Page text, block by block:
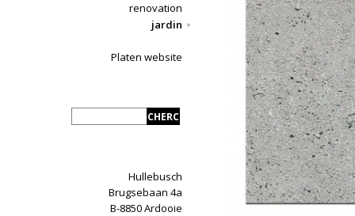
renovation
jardin
Platen website
Hullebusch
Brugsebaan 4a
B-8850 Ardooie